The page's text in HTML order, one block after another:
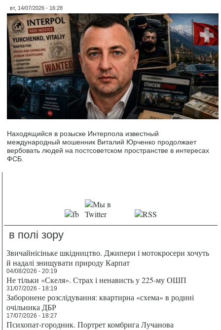
вт, 14/07/2026 - 16:28
Находящийся в розыске Интерпола известный
международный мошенник Виталий Юрченко продолжает
вербовать людей на постсоветском пространстве в интересах
ФСБ.
в полі зору
Звичайнісіньке шкідництво. Джипери і мотокросери хочуть
й надалі знищувати природу Карпат
04/08/2026 - 20:19
Не тільки «Скеля». Страх і ненависть у 225-му ОШП
31/07/2026 - 18:19
Заборонене розслідування: квартирна «схема» в родині
очільника ДБР
17/07/2026 - 18:27
Психопат-городник. Портрет комбрига Лучанова